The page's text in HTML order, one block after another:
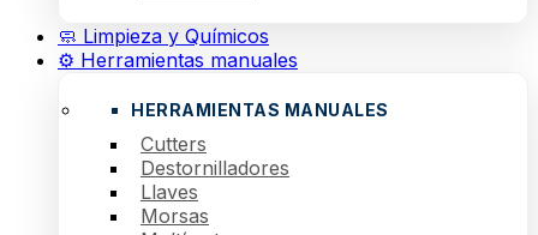
🧼 Limpieza y Químicos
⚙️ Herramientas manuales
HERRAMIENTAS MANUALES
Cutters
Destornilladores
Llaves
Morsas